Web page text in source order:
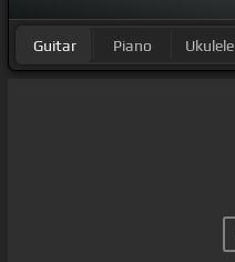
Guitar Piano Ukulele